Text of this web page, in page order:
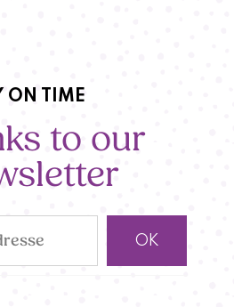
ON TIME
to our